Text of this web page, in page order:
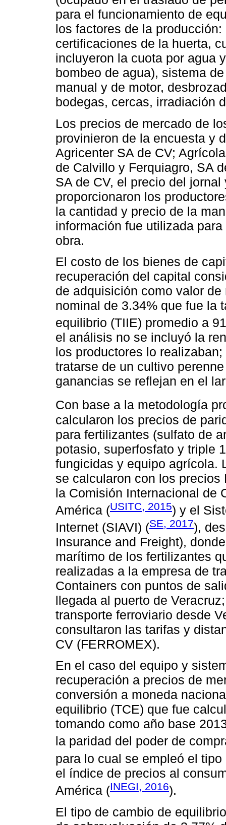
para el funcionamiento de
los factores de la
certificaciones de la huerta,
incluyeron la cuota por agua
bombeo de agua), sistema
manual y de motor,
bodegas, cercas, irradiación
Los precios de mercado de
provinieron de la encuesta y
Agricenter SA de CV;
de Calvillo y Ferquiagro, SA
SA de CV, el precio del
proporcionaron los
la cantidad y precio de la
información fue utilizada
obra.
El costo de los bienes de
recuperación del capital
de adquisición como valor
nominal de 3.34% que fue la
equilibrio (TIIE) promedio a
el análisis no se incluyó la
los productores lo
tratarse de un cultivo
ganancias se reflejan en el
Con base a la metodología
calcularon los precios de
para fertilizantes (sulfato de
potasio, superfosfato y triple
fungicidas y equipo agrícola.
se calcularon con los precios
la Comisión Internacional de
América (USITC, 2015) y el
Internet (SIAVI) (SE, 2017),
Insurance and Freight),
marítimo de los fertilizantes
realizadas a la empresa de
Containers con puntos de
llegada al puerto de
transporte ferroviario desde
consultaron las tarifas y
CV (FERROMEX).
En el caso del equipo y
recuperación a precios de
conversión a moneda
equilibrio (TCE) que fue
tomando como año base
la paridad del poder de
para lo cual se empleó el
el índice de precios al
América (INEGI, 2016).
El tipo de cambio de